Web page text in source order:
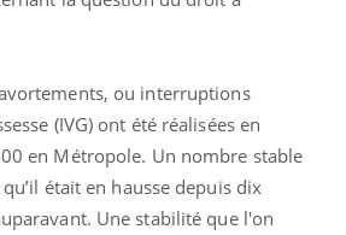
ou interruptions
(IVG) ont été réalisées en
en Métropole. Un nombre stable
était en hausse depuis dix
Une stabilité que l'on